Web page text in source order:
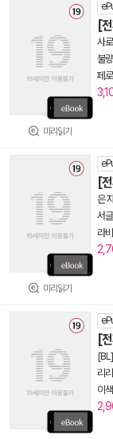
미리읽기
[
사
불
페
미리읽기
[
은
서
라
[
리
이색